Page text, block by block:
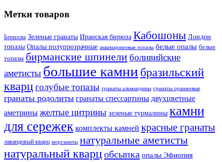
Метки товаров
Бериллы Зеленые гранаты Иранская бирюза Кабошоны Лондон
топазы Опалы полупрозрачные аквамариновые топазы белые опалы белые
топазы бирманские шпинелиболивийские
аметисты большие камни бразильский
кварцголубые топазы гранаты альмандины гранаты оранжевые
гранаты родолиты гранаты спессартины двухцветные
аметрины желтые цитрины зеленые турмалины камни
для сережек комплекты камней красные гранаты
лавандовый кварц морганиты натуральные аметисты
натуральный кварцобсыпка опалы Эфиопия